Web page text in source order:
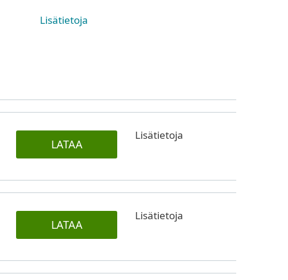
Lisätietoja
LATAA
Lisätietoja
LATAA
Lisätietoja